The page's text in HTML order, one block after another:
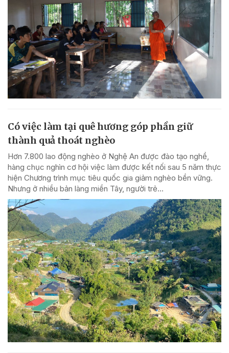
Có việc làm tại quê hương góp phần giữ
thành quả thoát nghèo
Hơn 7.800 lao động nghèo ở Nghệ An được đào tạo nghề,
hàng chục nghìn cơ hội việc làm được kết nối sau 5 năm thực
hiện Chương trình mục tiêu quốc gia giảm nghèo bền vững.
Nhưng ở nhiều bản làng miền Tây, người trẻ...